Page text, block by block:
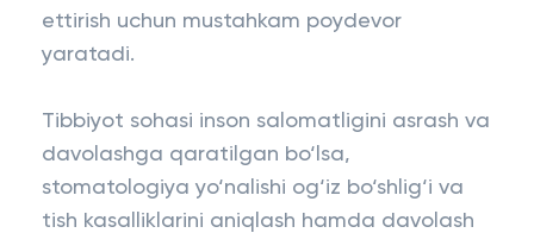
ettirish uchun mustahkam poydevor
yaratadi.
Tibbiyot sohasi inson salomatligini asrash va
davolashga qaratilgan bo‘lsa,
stomatologiya yo‘nalishi og‘iz bo‘shlig‘i va
tish kasalliklarini aniqlash hamda davolash